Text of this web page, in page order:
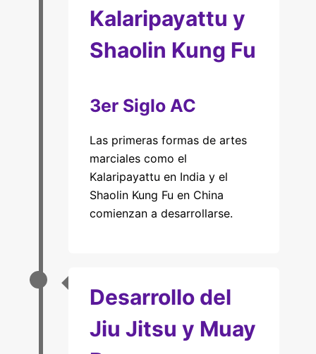
Kalaripayattu y
Shaolin Kung Fu
3er Siglo AC
Las primeras formas de artes
marciales como el
Kalaripayattu en India y el
Shaolin Kung Fu en China
comienzan a desarrollarse.
Desarrollo del
Jiu Jitsu y Muay